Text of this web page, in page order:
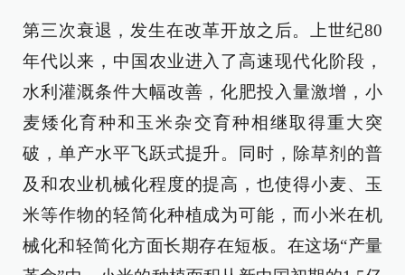
第三次衰退，发生在改革开放之后。上世纪80
年代以来，中国农业进入了高速现代化阶段，
水利灌溉条件大幅改善，化肥投入量激增，小
麦矮化育种和玉米杂交育种相继取得重大突
破，单产水平飞跃式提升。同时，除草剂的普
及和农业机械化程度的提高，也使得小麦、玉
米等作物的轻简化种植成为可能，而小米在机
械化和轻简化方面长期存在短板。在这场“产量